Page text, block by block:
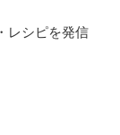
レシピを発信